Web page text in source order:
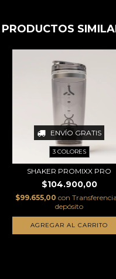
PRODUCTOS
ENVÍO GRATIS
3 COLORES
SHAKER PROMIXX PRO
$104.900,00
$99.655,00 con
depósito
AGREGAR AL CARRITO